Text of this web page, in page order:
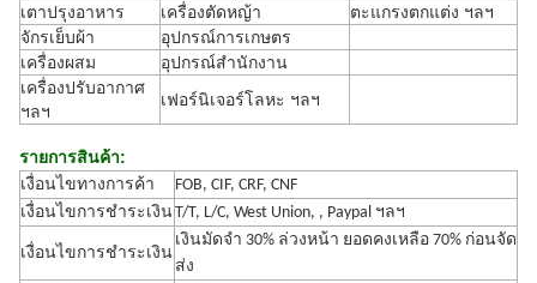
เตาปรุงอาหาร
เครื่องตัดหญ้า
ตะแกรงตกแต่ง ฯลฯ
จักรเย็บผ้า
อุปกรณ์การเกษตร
เครื่องผสม
อุปกรณ์สำนักงาน
เครื่องปรับอากาศ
ฯลฯ
เฟอร์นิเจอร์โลหะ ฯลฯ
รายการสินค้า:
เงื่อนไขทางการค้า
FOB, CIF, CRF, CNF
เงื่อนไขการชำระเงินT/T, L/C, West Union, , Paypal ฯลฯ
เงื่อนไขการชำระเงิน
เงินมัดจำ 30% ล่วงหน้า ยอดคงเหลือ 70% ก่อนจัด
ส่ง